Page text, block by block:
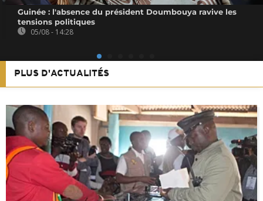
Guinée : l'absence du président Doumbouya ravive les
tensions politiques
05/08 - 14:28
PLUS D'ACTUALITÉS